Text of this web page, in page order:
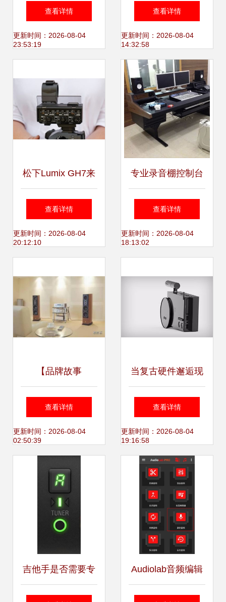
加声音的全新交互
体验
查看详情
更新时间：2026-08-04
23:53:19
Apogee联合推出首
款针对Apple iOS
设备的数字领夹话
筒
查看详情
更新时间：2026-08-04
14:32:58
松下Lumix GH7来
袭 创新性能与专业
摄影的融合
查看详情
更新时间：2026-08-04
20:12:10
专业录音棚控制台
音频制作的工业美
学
查看详情
更新时间：2026-08-04
18:13:02
【品牌故事
（一）】源于创新
热情与技术天赋
的百年辉煌
查看详情
更新时间：2026-08-04
02:50:39
当复古硬件邂逅现
代代码 索尼经典录
音机的软件重生之
旅
查看详情
更新时间：2026-08-04
19:16:58
吉他手是否需要专
门设计的声卡？
Audiolab音频编辑
器专业版 一站式录